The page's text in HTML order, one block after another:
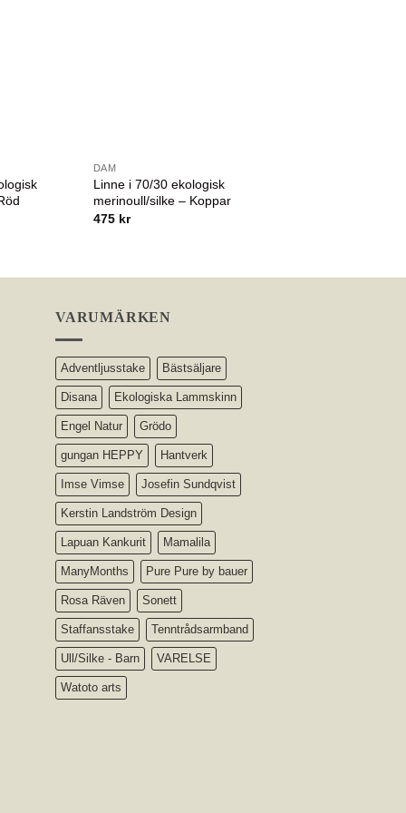
DAM
Linne i 70/30 ekologisk
merinoull/silke – Koppar
475 kr
VARUMÄRKEN
Adventljusstake Bästsäljare
Disana Ekologiska Lammskinn
Engel Natur Grödo
gungan HEPPY Hantverk
Imse Vimse Josefin Sundqvist
Kerstin Landström Design
Lapuan Kankurit Mamalila
ManyMonths Pure Pure by bauer
Rosa Räven Sonett
Staffansstake Tenntrådsarmband
Ull/Silke - Barn VARELSE
Watoto arts